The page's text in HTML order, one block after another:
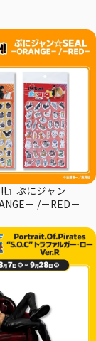
』ぷにジャン
－ /－RED－